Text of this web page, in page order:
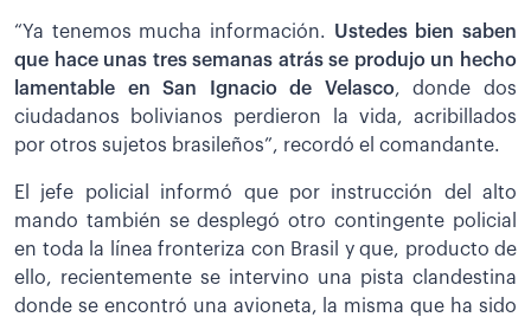
“Ya tenemos mucha información. Ustedes bien saben
que hace unas tres semanas atrás se produjo un hecho
lamentable en San Ignacio de Velasco, donde dos
ciudadanos bolivianos perdieron la vida, acribillados
por otros sujetos brasileños”, recordó el comandante.
El jefe policial informó que por instrucción del alto
mando también se desplegó otro contingente policial
en toda la línea fronteriza con Brasil y que, producto de
ello, recientemente se intervino una pista clandestina
donde se encontró una avioneta, la misma que ha sido